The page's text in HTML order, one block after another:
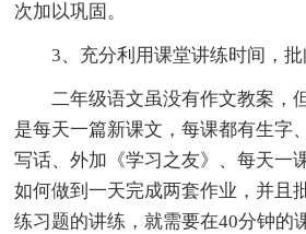
次加以巩固。
3、充分利用课堂讲练时间，批
二年级语文虽没有作文教案，
是每天一篇新课文，每课都有生字
写话、外加《学习之友》、每天一
如何做到一天完成两套作业，并且
练习题的讲练，就需要在40分钟的